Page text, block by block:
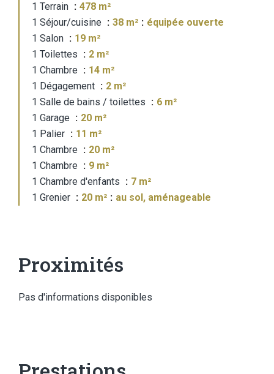
1 Terrain
478 m²
1 Séjour/cuisine
38 m²
équipée ouverte
1 Salon
19 m²
1 Toilettes
2 m²
1 Chambre
14 m²
1 Dégagement
2 m²
1 Salle de bains / toilettes
6 m²
1 Garage
20 m²
1 Palier
11 m²
1 Chambre
20 m²
1 Chambre
9 m²
1 Chambre d'enfants
7 m²
1 Grenier
20 m² au sol, aménageable
Proximités
Pas d'informations disponibles